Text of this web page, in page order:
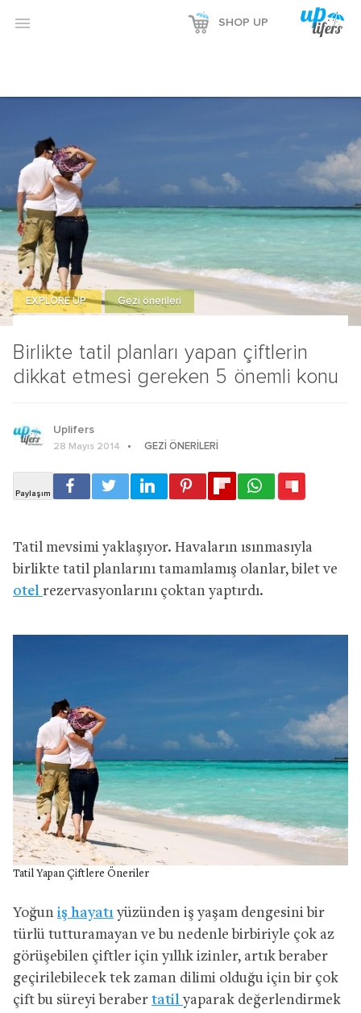
 SHOP UP
Birlikte tatil planları yapan çiftlerin
dikkat etmesi gereken 5 önemli konu
EXPLORE UP Gezi önerileri
Uplifers
28 Mayıs 2014 GEZI ÖNERILERI
Tatil mevsimi yaklaşıyor. Havaların ısınmasıyla
birlikte tatil planlarını tamamlamış olanlar, bilet ve
otel rezervasyonlarını çoktan yaptırdı.
Tatil Yapan Çiftlere Öneriler
Yoğun iş hayatıyüzünden iş yaşam dengesini bir
türlü tutturamayan ve bu nedenle birbiriyle çok az
görüşebilen çiftler için yıllık izinler, artık beraber
geçirilebilecek tek zaman dilimi olduğu için bir çok
çift bu süreyi beraber tatilyaparak değerlendirmek